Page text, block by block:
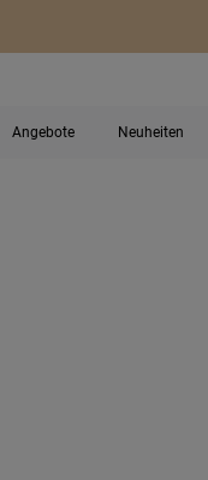
Angebote Neuheiten